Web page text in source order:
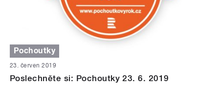
Pochoutky
23. červen 2019
Poslechněte si: Pochoutky 23. 6. 2019